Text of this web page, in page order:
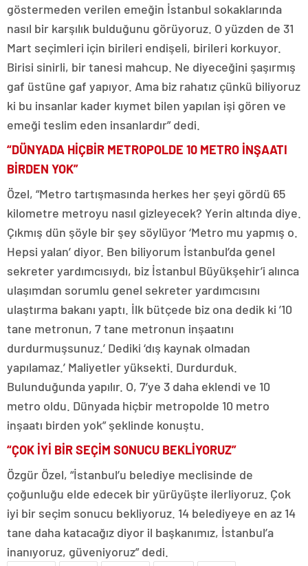
göstermeden verilen emeğin İstanbul sokaklarında
nasıl bir karşılık bulduğunu görüyoruz. O yüzden de 31
Mart seçimleri için birileri endişeli, birileri korkuyor.
Birisi sinirli, bir tanesi mahcup. Ne diyeceğini şaşırmış
gaf üstüne gaf yapıyor. Ama biz rahatız çünkü biliyoruz
ki bu insanlar kader kıymet bilen yapılan işi gören ve
emeği teslim eden insanlardır” dedi.
“DÜNYADA HİÇBİR METROPOLDE 10 METRO İNŞAATI
BİRDEN YOK”
Özel, “Metro tartışmasında herkes her şeyi gördü 65
kilometre metroyu nasıl gizleyecek? Yerin altında diye.
Çıkmış dün şöyle bir şey söylüyor ‘Metro mu yapmış o.
Hepsi yalan’ diyor. Ben biliyorum İstanbul’da genel
sekreter yardımcısıydı, biz İstanbul Büyükşehir’i alınca
ulaşımdan sorumlu genel sekreter yardımcısını
ulaştırma bakanı yaptı. İlk bütçede biz ona dedik ki ’10
tane metronun, 7 tane metronun inşaatını
durdurmuşsunuz.’ Dediki ‘dış kaynak olmadan
yapılamaz.’ Maliyetler yüksekti. Durdurduk.
Bulunduğunda yapılır. O, 7’ye 3 daha eklendi ve 10
metro oldu. Dünyada hiçbir metropolde 10 metro
inşaatı birden yok” şeklinde konuştu.
“ÇOK İYİ BİR SEÇİM SONUCU BEKLİYORUZ”
Özgür Özel, “İstanbul’u belediye meclisinde de
çoğunluğu elde edecek bir yürüyüşte ilerliyoruz. Çok
iyi bir seçim sonucu bekliyoruz. 14 belediyeye en az 14
tane daha katacağız diyor il başkanımız, İstanbul’a
inanıyoruz, güveniyoruz” dedi.